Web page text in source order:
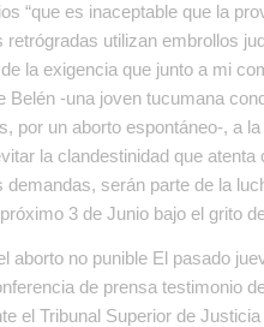
“que es inaceptable que la
utilizan embrollos
la exigencia que junto a mi
Belén -una joven tucumana
por un aborto espontáneo-, a
la clandestinidad que
demandas, serán parte de la
3 de Junio bajo el grito
aborto no punible El pasado
de prensa testimonio
el Tribunal Superior de